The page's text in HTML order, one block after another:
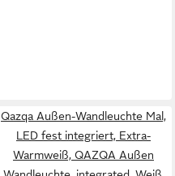
Qazqa Außen-Wandleuchte Mal,
LED fest integriert, Extra-
Warmweiß, QAZQA Außen